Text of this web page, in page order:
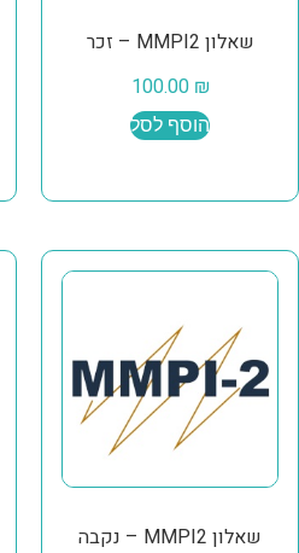
שאלון MMPI2 – זכר
100.00 ₪
הוסף לסל
שאלון MMPI2 – נקבה